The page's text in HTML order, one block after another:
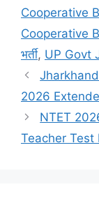
Cooperative
Cooperative
भर्ती, UP Govt
2026
NTET
Teacher Test